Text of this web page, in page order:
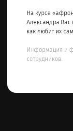
На курсе
Александра Вас
как любит их
Информация и
сотрудников.